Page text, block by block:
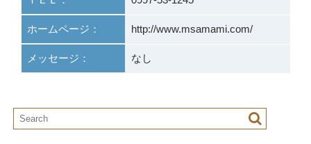
ホームページ： http://www.msamami.com/
メッセージ： なし